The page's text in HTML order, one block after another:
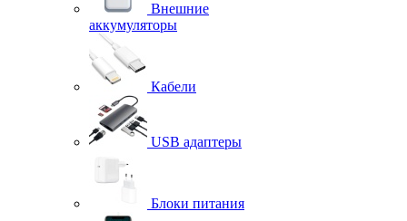
Внешние
аккумуляторы
Кабели
USB адаптеры
Блоки питания